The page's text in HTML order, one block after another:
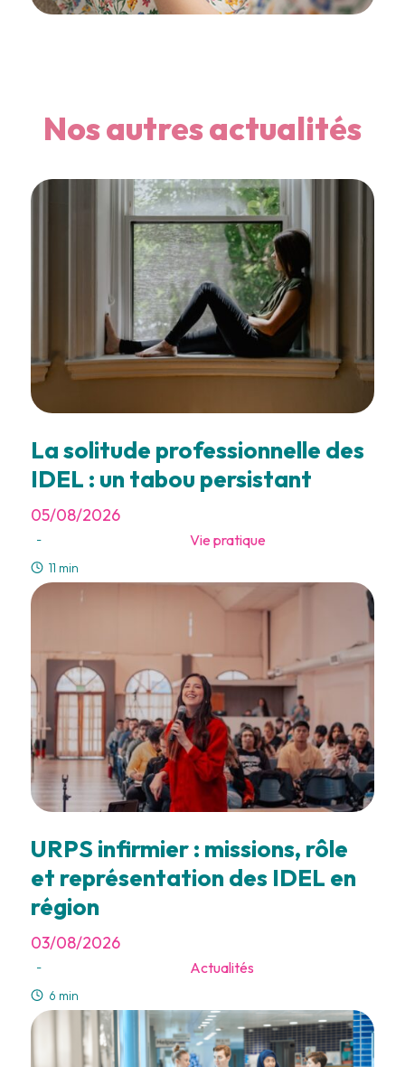
Nos autres actualités
La solitude professionnelle des
IDEL : un tabou persistant
05/08/2026
- Vie pratique
11 min
URPS infirmier : missions, rôle
et représentation des IDEL en
région
03/08/2026
- Actualités
6 min